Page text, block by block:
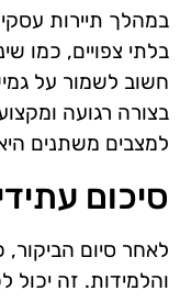
במהלך תיירות
בלתי צפויים, כמו
חשוב לשמור על
בצורה רגועה
למצבים משתנים
סיכום
לאחר סיום הביקור,
והלמידות. זה